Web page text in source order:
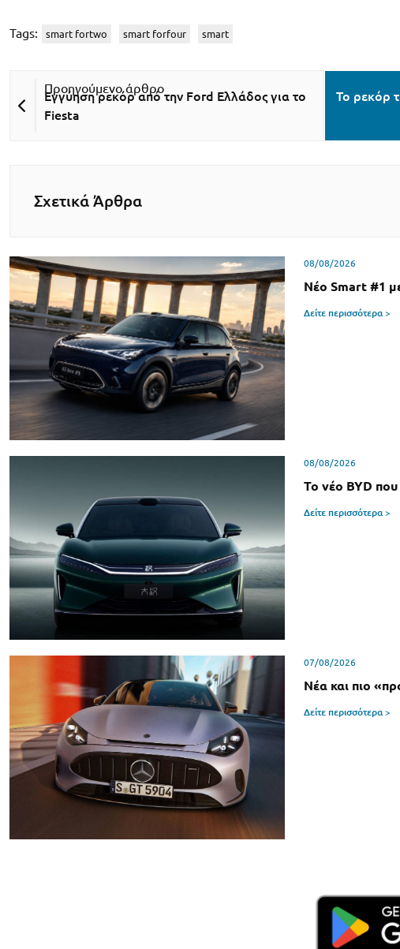
Tags: smart fortwo smart forfour smart
Εγγύηση ρεκόρ από την Ford Ελλάδος για το
Fiesta
Το ρεκόρ
Σχετικά Άρθρα
08/08/2026
Νέο Smart #1
Δείτε περισσότερα >
08/08/2026
Το νέο BYD
Δείτε περισσότερα >
07/08/2026
Νέα και πιο
Δείτε περισσότερα >